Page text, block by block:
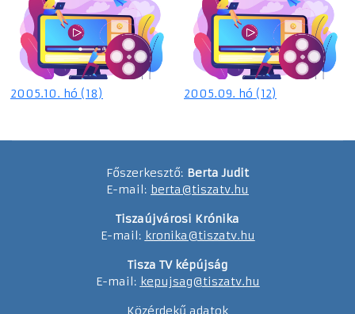
2005.10. hó (18) 2005.09. hó (12)
Főszerkesztő: Berta Judit
E-mail: berta@tiszatv.hu
Tiszaújvárosi Krónika
E-mail: kronika@tiszatv.hu
Tisza TV képújság
E-mail: kepujsag@tiszatv.hu
Közérdekű adatok